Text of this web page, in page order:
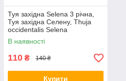
Туя західна Selena 3 річна,
Туя західна Селену, Thuja
occidentalis Selena
В наявності
110 ₴ 140 ₴
Купити